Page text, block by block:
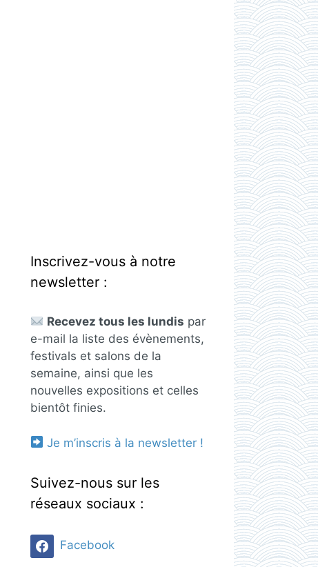
Inscrivez-vous à notre
newsletter :
Recevez tous les lundis par
e-mail la liste des évènements,
festivals et salons de la
semaine, ainsi que les
nouvelles expositions et celles
bientôt finies.
Je m’inscris à la newsletter !
Suivez-nous sur les
réseaux sociaux :
Facebook